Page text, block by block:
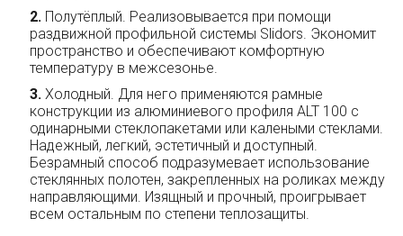
Полутёплый. Реализовывается при помощи
раздвижной профильной системы Slidors. Экономит
пространство и обеспечивают комфортную
температуру в межсезонье.
Холодный. Для него применяются рамные
конструкции из алюминиевого профиля ALT 100 с
одинарными стеклопакетами или калеными стеклами.
Надежный, легкий, эстетичный и доступный.
Безрамный способ подразумевает использование
стеклянных полотен, закрепленных на роликах между
направляющими. Изящный и прочный, проигрывает
всем остальным по степени теплозащиты.